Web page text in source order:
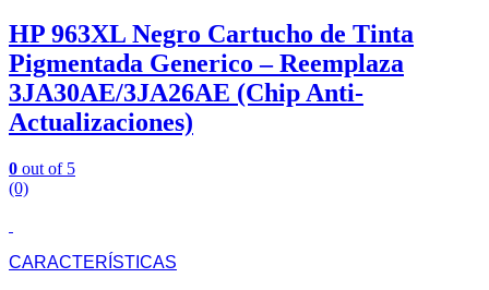
HP 963XL Negro Cartucho de Tinta
Pigmentada Generico – Reemplaza
3JA30AE/3JA26AE (Chip Anti-
Actualizaciones)
0 out of 5
(0)
CARACTERÍSTICAS